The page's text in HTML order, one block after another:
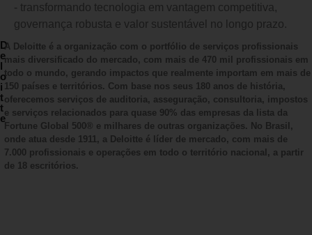
- transformando tecnologia em vantagem competitiva,
governança robusta e valor sustentável no longo prazo.
D
e
l
o
i
t
t
e
A Deloitte é a organização com o portfólio de serviços profissionais
mais diversificado do mercado, com mais de 470 mil profissionais em
todo o mundo, gerando impactos que realmente importam em mais de
150 países e territórios. Com base nos seus 180 anos de história,
oferecemos serviços de auditoria, asseguração, consultoria, impostos
e serviços relacionados para quase 90% das empresas da lista da
Fortune Global 500® e milhares de outras organizações. No Brasil,
onde atua desde 1911, a Deloitte é líder de mercado, com mais de
7.000 profissionais e operações em todo o território nacional, a partir
de 18 escritórios.